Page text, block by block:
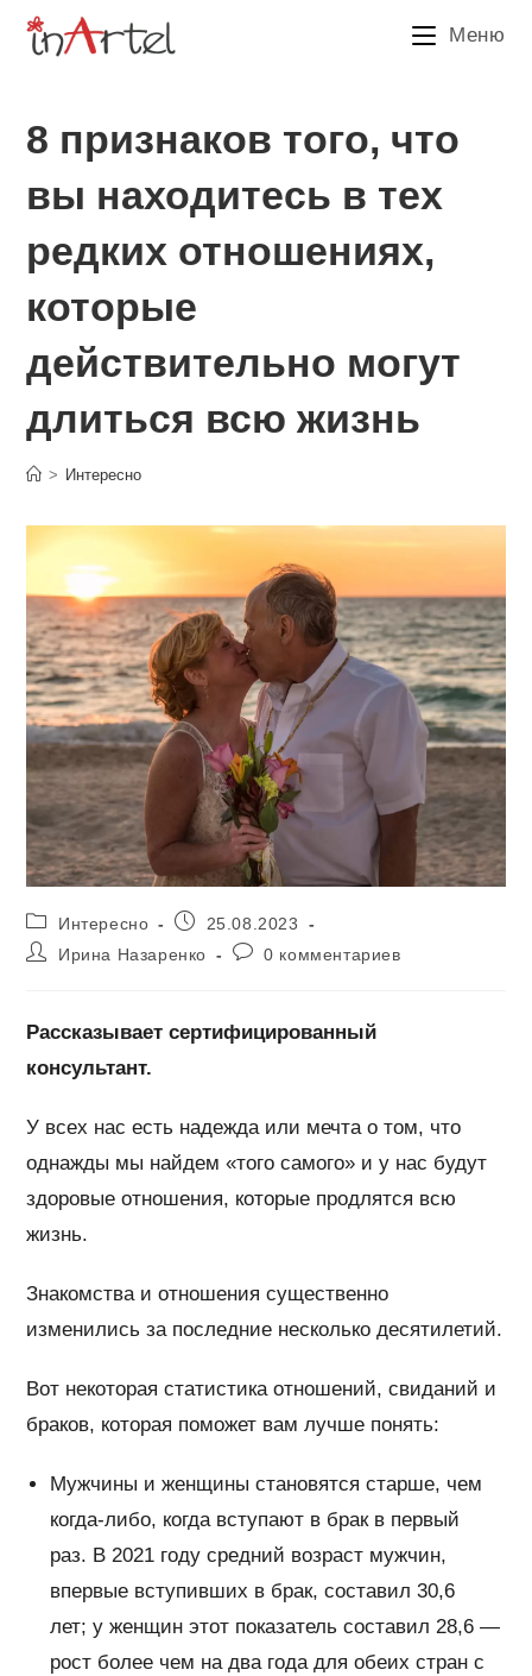
Перейти
Меню
8 признаков того, что
вы находитесь в тех
редких отношениях,
которые
действительно могут
длиться всю жизнь
> Интересно
Рубрика
записи:
Интересно
Запись
опубликована:
25.08.2023
АвторИрина Назаренко
Комментарии
0 комментариев
Рассказывает сертифицированный
консультант.
У всех нас есть надежда или мечта о том, что
однажды мы найдем «того самого» и у нас будут
здоровые отношения, которые продлятся всю
жизнь.
Знакомства и отношения существенно
изменились за последние несколько десятилетий.
Вот некоторая статистика отношений, свиданий и
браков, которая поможет вам лучше понять:
Мужчины и женщины становятся старше, чем
когда-либо, когда вступают в брак в первый
раз. В 2021 году средний возраст мужчин,
впервые вступивших в брак, составил 30,6
лет; у женщин этот показатель составил 28,6 —
рост более чем на два года для обеих стран с